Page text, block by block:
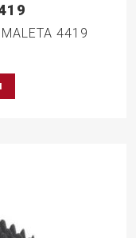
4419